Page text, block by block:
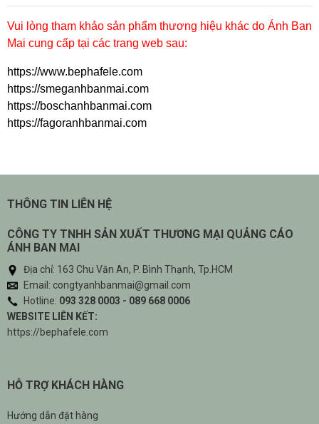
Vui lòng tham khảo sản phẩm thương hiệu khác do Ánh Ban
Mai cung cấp tại các trang web sau:
https://www.bephafele.com
https://smeganhbanmai.com
https://boschanhbanmai.com
https://fagoranhbanmai.com
THÔNG TIN LIÊN HỆ
CÔNG TY TNHH SẢN XUẤT THƯƠNG MẠI QUẢNG CÁO
ÁNH BAN MAI
Địa chỉ: 163 Chu Văn An, P. Bình Thạnh, Tp.HCM
Email: congtyanhbanmai@gmail.com
Hotline: 093 328 0003 - 089 668 0006
WEBSITE LIÊN KẾT:
https://bephafele.com
HỖ TRỢ KHÁCH HÀNG
Hướng dẫn đặt hàng